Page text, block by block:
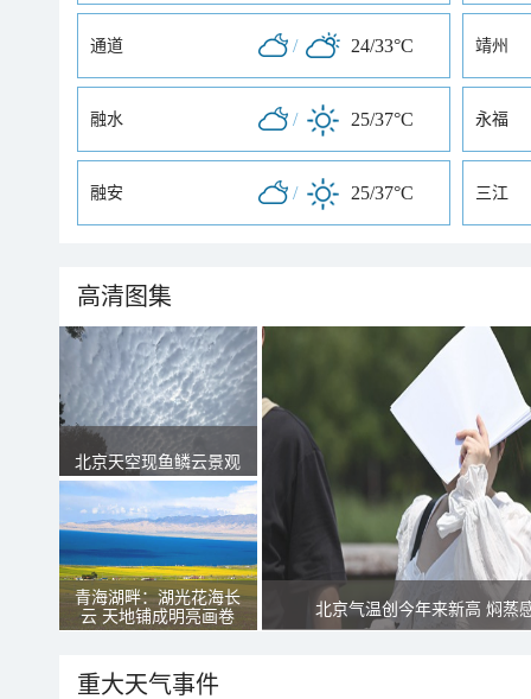
通道 / 24/33°C 靖州
融水 / 25/37°C 永福
融安 / 25/37°C 三江
高清图集
北京天空现鱼鳞云景观
青海湖畔：湖光花海长
云 天地铺成明亮画卷
北京气温创今年来新高 焖蒸
重大天气事件